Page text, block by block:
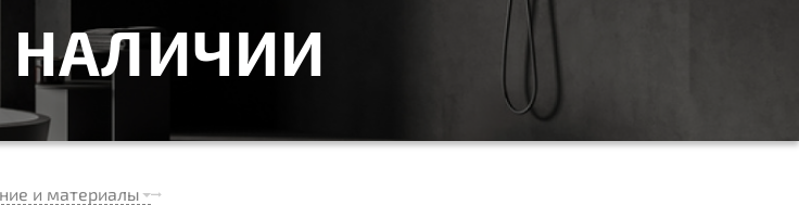
НАЛИЧИИ
и материалы